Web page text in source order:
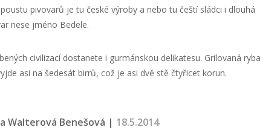
pivovarů je tu české výroby a nebo tu čeští sládci i dlouhá
nese jméno Bedele.
civilizací dostanete i gurmánskou delikatesu. Grilovaná ryba
asi na šedesát birrů, což je asi dvě stě čtyřicet korun.
Walterová Benešová | 18.5.2014